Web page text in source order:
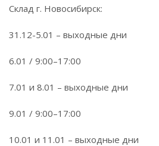
Склад г. Новосибирск:
31.12-5.01 – выходные дни
6.01 / 9:00–17:00
7.01 и 8.01 – выходные дни
9.01 / 9:00–17:00
10.01 и 11.01 – выходные дни